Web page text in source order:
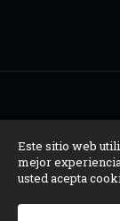
Este sitio web
mejor
usted acepta
© 2015 -